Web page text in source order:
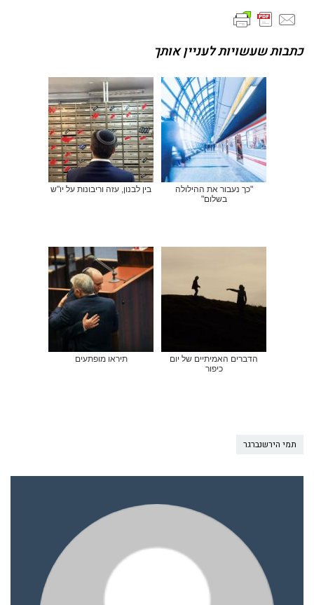
כתבות שעשויות לעניין אותך
"כך נעבור את ההילולה
בשלום"
בין לבנון, עזה וריבונות על יו"ש
הדברים האמיתיים של יום
כיפור
תיראו מופתעים
תמי הירשנברגר